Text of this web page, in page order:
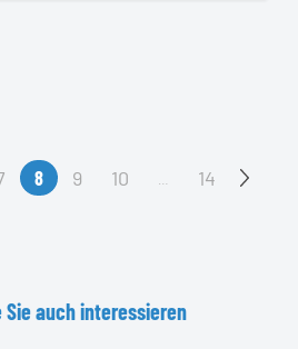
8 9 10 14
Sieauchinteressieren